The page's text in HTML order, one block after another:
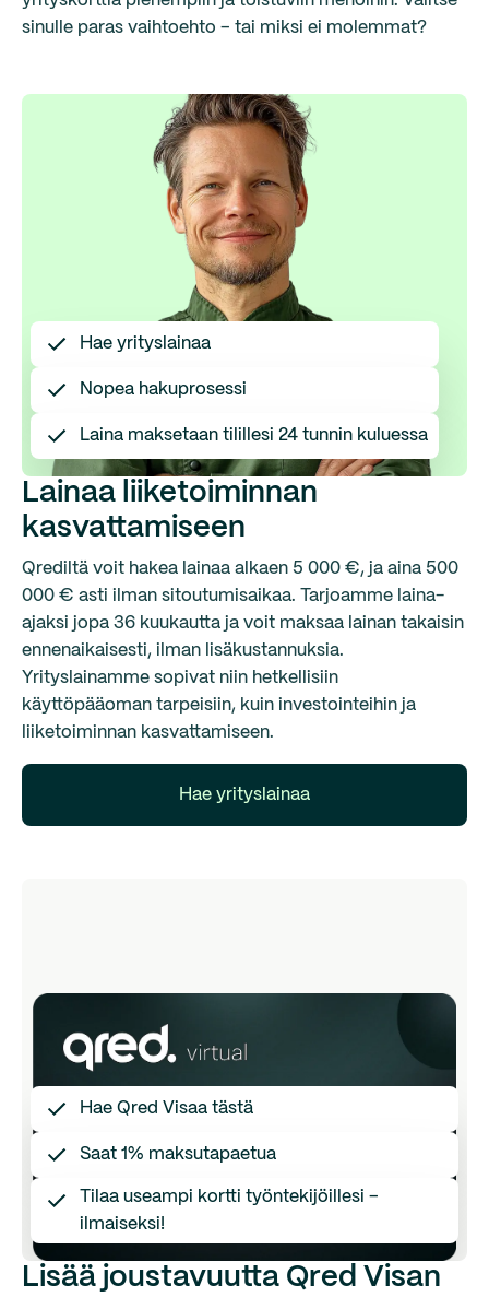
sinulle paras vaihtoehto – tai miksi ei molemmat?
Hae yrityslainaa
Nopea hakuprosessi
Laina maksetaan tilillesi 24 tunnin kuluessa
Lainaa liiketoiminnan
kasvattamiseen
Qrediltä voit hakea lainaa alkaen 5 000 €, ja aina 500
000 € asti ilman sitoutumisaikaa. Tarjoamme laina-
ajaksi jopa 36 kuukautta ja voit maksaa lainan takaisin
ennenaikaisesti, ilman lisäkustannuksia.
Yrityslainamme sopivat niin hetkellisiin
käyttöpääoman tarpeisiin, kuin investointeihin ja
liiketoiminnan kasvattamiseen.
Hae yrityslainaa
Hae Qred Visaa tästä
Saat 1% maksutapaetua
Tilaa useampi kortti työntekijöillesi –
ilmaiseksi!
Lisää joustavuutta Qred Visan